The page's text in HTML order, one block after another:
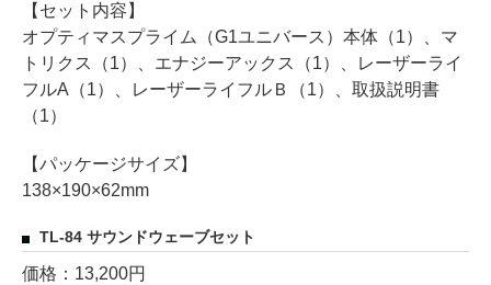
【セット内容】
オプティマスプライム（G1ユニバース）本体（1）、マ
トリクス（1）、エナジーアックス（1）、レーザーライ
フルA（1）、レーザーライフルＢ（1）、取扱説明書
（1）
【パッケージサイズ】
138×190×62mm
TL-84 サウンドウェーブセット
価格：13,200円